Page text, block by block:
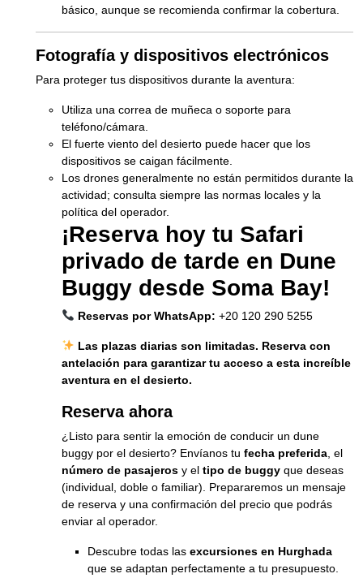
básico, aunque se recomienda confirmar la cobertura.
Fotografía y dispositivos electrónicos
Para proteger tus dispositivos durante la aventura:
Utiliza una correa de muñeca o soporte para
teléfono/cámara.
El fuerte viento del desierto puede hacer que los
dispositivos se caigan fácilmente.
Los drones generalmente no están permitidos durante la
actividad; consulta siempre las normas locales y la
política del operador.
¡Reserva hoy tu Safari
privado de tarde en Dune
Buggy desde Soma Bay!
Reservas por WhatsApp: +20 120 290 5255
Las plazas diarias son limitadas. Reserva con
antelación para garantizar tu acceso a esta increíble
aventura en el desierto.
Reserva ahora
¿Listo para sentir la emoción de conducir un dune
buggy por el desierto? Envíanos tu fecha preferida , el
número de pasajeros y el tipo de buggy que deseas
(individual, doble o familiar). Prepararemos un mensaje
de reserva y una confirmación del precio que podrás
enviar al operador.
Descubre todas las excursiones en Hurghada
que se adaptan perfectamente a tu presupuesto.